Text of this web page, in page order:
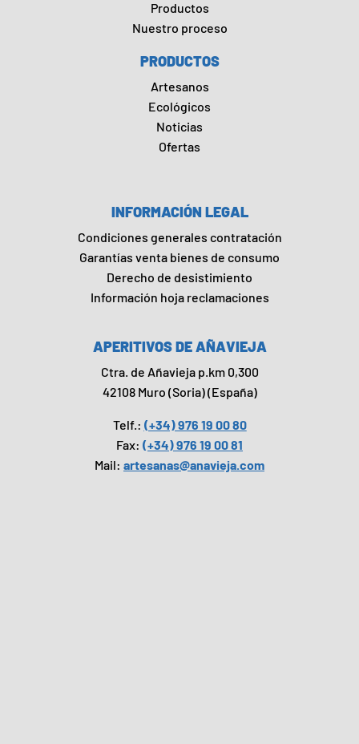
Productos
Nuestro proceso
PRODUCTOS
Artesanos
Ecológicos
Noticias
Ofertas
INFORMACIÓN LEGAL
Condiciones generales contratación
Garantías venta bienes de consumo
Derecho de desistimiento
Información hoja reclamaciones
APERITIVOS DE AÑAVIEJA
Ctra. de Añavieja p.km 0,300
42108 Muro (Soria) (España)
Telf.: (+34) 976 19 00 80
Fax: (+34) 976 19 00 81
Mail: artesanas@anavieja.com